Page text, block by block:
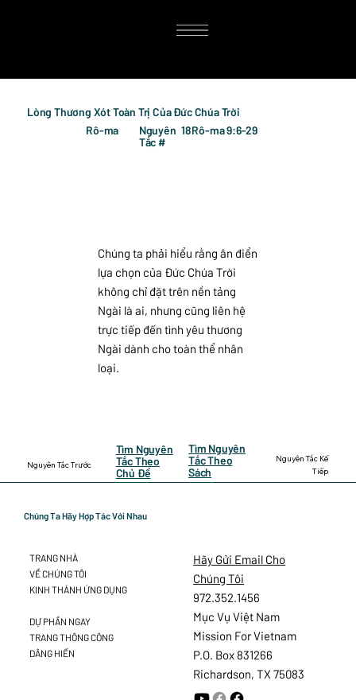
Nguyên Tắc Trước
Tìm Nguyên
Tắc Theo
Chủ Đề
Tìm Nguyên
Tắc Theo
Sách
Nguyên Tắc Kế
Tiếp
Lòng Thương Xót Toàn Trị Của Đức Chúa Trời
Rô-ma
Nguyên
Tắc #
18Rô-ma 9:6-29
Chúng ta phải hiểu rằng ân điển
lựa chọn của Đức Chúa Trời
không chỉ đặt trên nền tảng
Ngài là ai, nhưng cũng liên hệ
trực tiếp đến tình yêu thương
Ngài dành cho toàn thể nhân
loại.
Chúng Ta Hãy Hợp Tác Với Nhau
Hãy Gửi Email Cho
Chúng Tôi
972.352.1456
Mục Vụ Việt Nam
Mission For Vietnam
P.O. Box 831266
Richardson, TX 75083
TRANG NHÀ
VỀ CHÚNG TÔI
KINH THÁNH ỨNG DỤNG
DỰ PHẦN NGAY
TRANG THÔNG CÔNG
DÂNG HIẾN